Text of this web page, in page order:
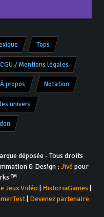
Tops
CGU / Mentions légales
À propos Notation
univers
déposée - Tous droits
& Design : Jivépour
™
Jeux Vidéo| HistoriaGames
| Devenez partenaire